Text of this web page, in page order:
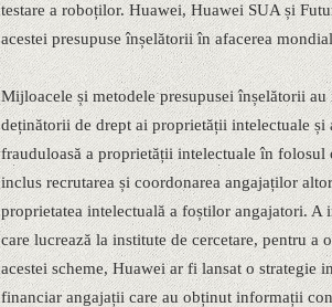
testare a roboților. Huawei, Huawei SUA și
acestei presupuse înșelătorii în afacerea
Mijloacele și metodele presupusei înșelătorii
deținătorii de drept ai proprietății intelectuale
frauduloasă a proprietății intelectuale în
inclus recrutarea și coordonarea angajaților
proprietatea intelectuală a foștilor angajatori.
care lucrează la institute de cercetare, pentru
acestei scheme, Huawei ar fi lansat o strategie
financiar angajații care au obținut informații